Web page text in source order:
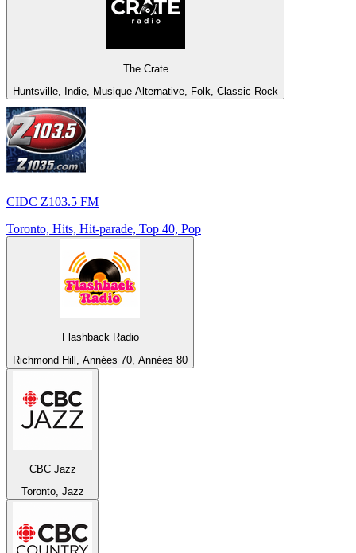
The Crate
Huntsville, Indie, Musique Alternative, Folk, Classic Rock
CIDC Z103.5 FM
Toronto, Hits, Hit-parade, Top 40, Pop
Flashback Radio
Richmond Hill, Années 70, Années 80
CBC Jazz
Toronto, Jazz